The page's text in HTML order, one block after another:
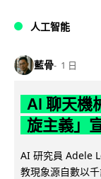
人工智能
藍骨 1 日
AI 聊天機
旋主義」
AI 研究員 Adele
教現象源自數以